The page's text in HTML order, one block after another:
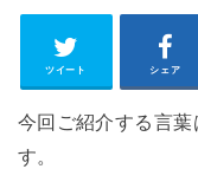
ツイート シェア
今回ご紹介する言
す。